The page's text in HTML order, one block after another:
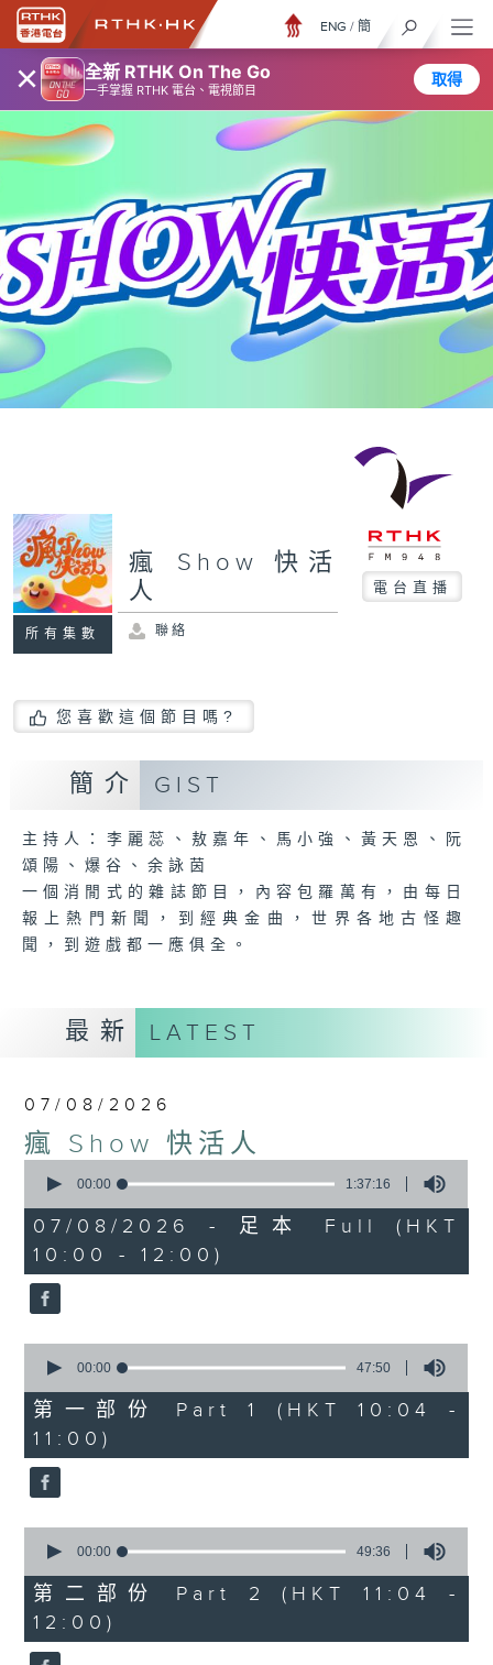
× 全新 RTHK On The Go
一手掌握 RTHK 電台、電視節目
取得
ENG / 簡
所有集數
瘋 Show 快活
人
電台直播
聯絡
您喜歡這個節目嗎?
簡介 GIST
主持人：李麗蕊、敖嘉年、馬小強、黃天恩、阮
頌陽、爆谷、余詠茵
一個消閒式的雜誌節目，內容包羅萬有，由每日
報上熱門新聞，到經典金曲，世界各地古怪趣
聞，到遊戲都一應俱全。
最新 LATEST
07/08/2026
瘋 Show 快活人
seconds
1
hour,
37
minutes,
16
seconds
00:00 1:37:16
07/08/2026 - 足本 Full (HKT
10:00 - 12:00)
seconds
47
minutes,
50
seconds
00:00 47:50
第一部份 Part 1 (HKT 10:04 -
11:00)
seconds
49
minutes,
36
seconds
00:00 49:36
第二部份 Part 2 (HKT 11:04 -
12:00)